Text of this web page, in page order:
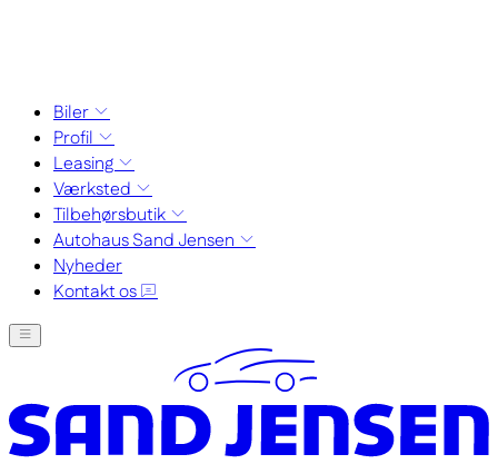
Biler
Profil
Leasing
Værksted
Tilbehørsbutik
Autohaus Sand Jensen
Nyheder
Kontakt os